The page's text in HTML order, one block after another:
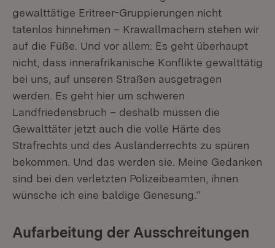
gewalttätige Eritreer-Gruppierungen nicht
tatenlos hinnehmen – Krawallmachern stehen wir
auf die Füße. Und vor allem: Es geht überhaupt
nicht, dass innerafrikanische Konflikte gewalttätig
bei uns, auf unseren Straßen ausgetragen
werden. Es geht hier um schweren
Landfriedensbruch – deshalb müssen die
Gewalttäter jetzt auch die volle Härte des
Strafrechts und des Ausländerrechts zu spüren
bekommen. Und das werden sie. Meine Gedanken
sind bei den verletzten Polizeibeamten, ihnen
wünsche ich eine baldige Genesung.“
Aufarbeitung der Ausschreitungen